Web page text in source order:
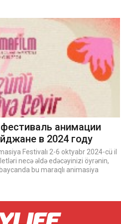
анимации
в 2024 году
Festivalı 2-6 oktyabr 2024-cü il
necə əldə edəcəyinizi öyrənin,
bu maraqlı animasiya